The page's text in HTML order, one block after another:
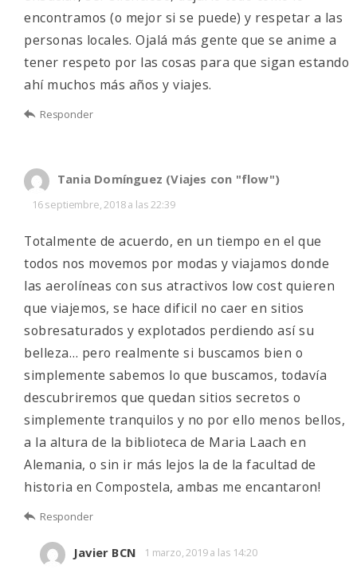
encontramos (o mejor si se puede) y respetar a las
personas locales. Ojalá más gente que se anime a
tener respeto por las cosas para que sigan estando
ahí muchos más años y viajes.
Responder
Tania Domínguez (Viajes con "flow")
16 septiembre, 2018 a las 22:39
Totalmente de acuerdo, en un tiempo en el que
todos nos movemos por modas y viajamos donde
las aerolíneas con sus atractivos low cost quieren
que viajemos, se hace dificil no caer en sitios
sobresaturados y explotados perdiendo así su
belleza… pero realmente si buscamos bien o
simplemente sabemos lo que buscamos, todavía
descubriremos que quedan sitios secretos o
simplemente tranquilos y no por ello menos bellos,
a la altura de la biblioteca de Maria Laach en
Alemania, o sin ir más lejos la de la facultad de
historia en Compostela, ambas me encantaron!
Responder
Javier BCN 1 marzo, 2019 a las 14:20